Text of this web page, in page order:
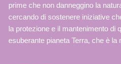
prime che non danneggino la
cercando di sostenere iniziative
la protezione e il mantenimento di
esuberante pianeta Terra, che è la